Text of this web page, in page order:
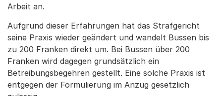
Arbeit an.
Aufgrund dieser Erfahrungen hat das Strafgericht
seine Praxis wieder geändert und wandelt Bussen bis
zu 200 Franken direkt um. Bei Bussen über 200
Franken wird dagegen grundsätzlich ein
Betreibungsbegehren gestellt. Eine solche Praxis ist
entgegen der Formulierung im Anzug gesetzlich